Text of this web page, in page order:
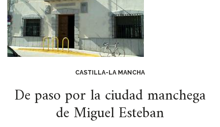
CASTILLA-LA MANCHA
De paso por la ciudad manchega
de Miguel Esteban